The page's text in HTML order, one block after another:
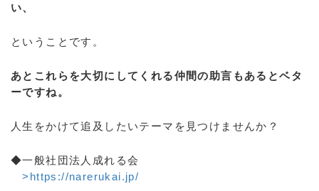
い、
ということです。
あとこれらを大切にしてくれる仲間の助言もあるとベタ
ーですね。
人生をかけて追及したいテーマを見つけませんか？
◆一般社団法人成れる会
>https://narerukai.jp/